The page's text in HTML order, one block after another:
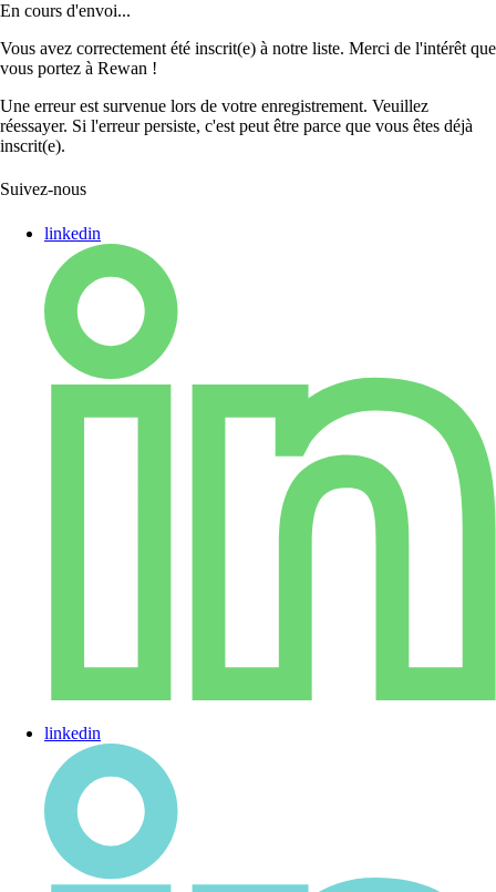
En cours d'envoi...
Vous avez correctement été inscrit(e) à notre liste. Merci de l'intérêt que
vous portez à Rewan !
Une erreur est survenue lors de votre enregistrement. Veuillez
réessayer. Si l'erreur persiste, c'est peut être parce que vous êtes déjà
inscrit(e).
Suivez-nous
linkedin
linkedin